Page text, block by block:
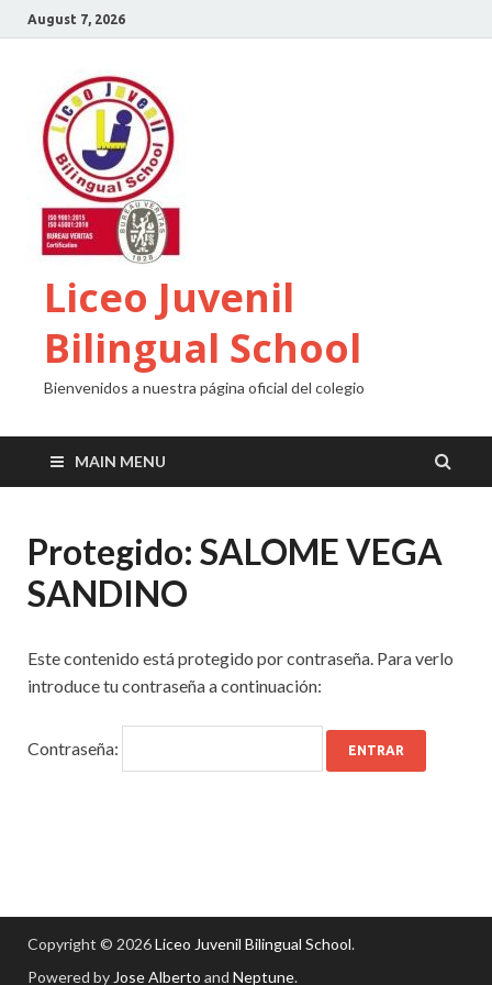
August 7, 2026
Liceo Juvenil
Bilingual School
Bienvenidos a nuestra página oficial del colegio
MAIN MENU
Protegido: SALOME VEGA
SANDINO
Este contenido está protegido por contraseña. Para verlo
introduce tu contraseña a continuación:
Contraseña:
Copyright © 2026Liceo Juvenil Bilingual School.
Powered by Jose Alberto and Neptune.